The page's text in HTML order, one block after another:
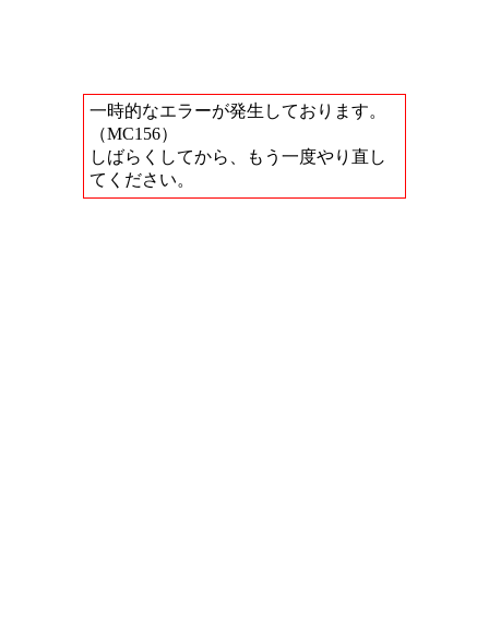
一時的なエラーが発生しております。
（MC156）
しばらくしてから、もう一度やり直し
てください。